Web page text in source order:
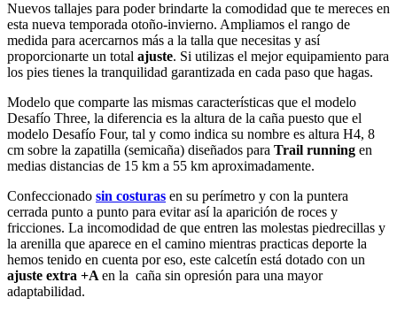
Nuevos tallajes para poder brindarte la comodidad que te mereces en
esta nueva temporada otoño-invierno. Ampliamos el rango de
medida para acercarnos más a la talla que necesitas y así
proporcionarte un total ajuste. Si utilizas el mejor equipamiento para
los pies tienes la tranquilidad garantizada en cada paso que hagas.
Modelo que comparte las mismas características que el modelo
Desafío Three, la diferencia es la altura de la caña puesto que el
modelo Desafío Four, tal y como indica su nombre es altura H4, 8
cm sobre la zapatilla (semicaña) diseñados para Trail running en
medias distancias de 15 km a 55 km aproximadamente.
Confeccionado sin costuras en su perímetro y con la puntera
cerrada punto a punto para evitar así la aparición de roces y
fricciones. La incomodidad de que entren las molestas piedrecillas y
la arenilla que aparece en el camino mientras practicas deporte la
hemos tenido en cuenta por eso, este calcetín está dotado con un
ajuste extra +A en la caña sin opresión para una mayor
adaptabilidad.